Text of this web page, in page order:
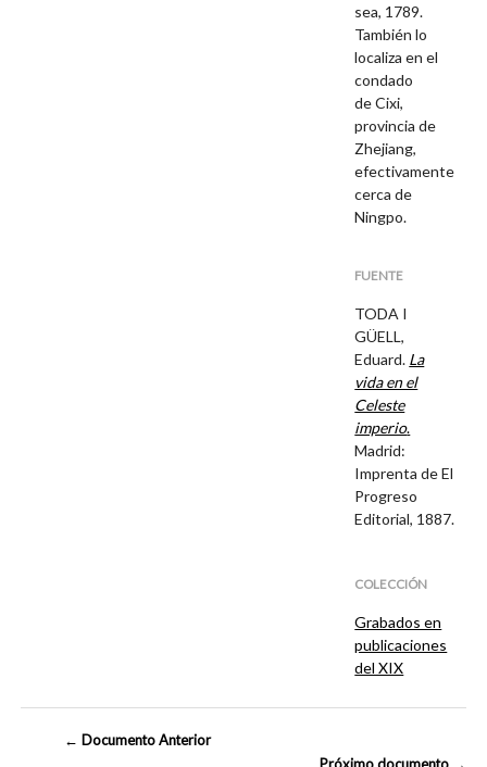
sea, 1789.
También lo
localiza en el
condado
deCixi,
provincia de
Zhejiang,
efectivamente
cerca de
Ningpo.
FUENTE
TODA I
GÜELL,
Eduard. La
vida en el
Celeste
imperio.
Madrid:
Imprenta de El
Progreso
Editorial, 1887.
COLECCIÓN
Grabados en
publicaciones
del XIX
← Documento Anterior